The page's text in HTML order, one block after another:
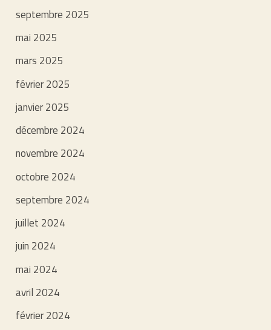
septembre 2025
mai 2025
mars 2025
février 2025
janvier 2025
décembre 2024
novembre 2024
octobre 2024
septembre 2024
juillet 2024
juin 2024
mai 2024
avril 2024
février 2024